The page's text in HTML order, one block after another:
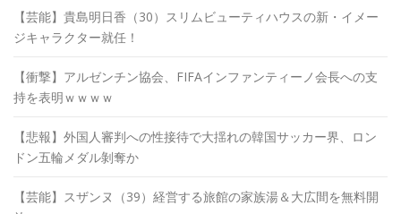
【芸能】貴島明日香（30）スリムビューティハウスの新・イメー
ジキャラクター就任！
【衝撃】アルゼンチン協会、FIFAインファンティーノ会長への支
持を表明ｗｗｗｗ
【悲報】外国人審判への性接待で大揺れの韓国サッカー界、ロン
ドン五輪メダル剝奪か
【芸能】スザンヌ（39）経営する旅館の家族湯＆大広間を無料開